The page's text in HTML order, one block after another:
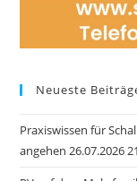
Neueste
Praxiswissen für
angehen 26.07.2026